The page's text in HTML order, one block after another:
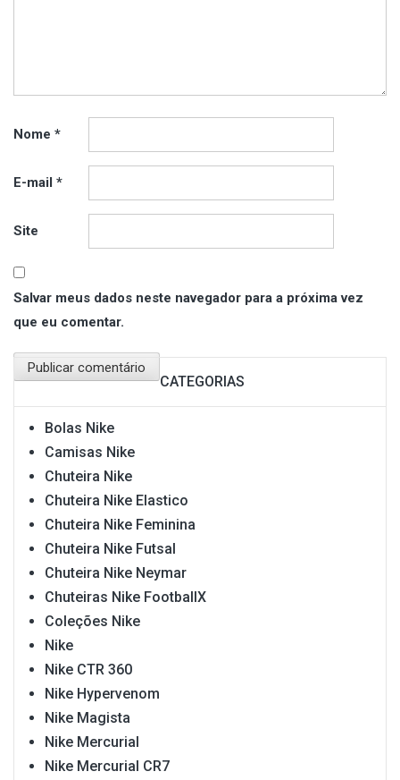
Nome *
E-mail *
Site
Salvar meus dados neste navegador para a próxima vez
que eu comentar.
CATEGORIAS
Bolas Nike
Camisas Nike
Chuteira Nike
Chuteira Nike Elastico
Chuteira Nike Feminina
Chuteira Nike Futsal
Chuteira Nike Neymar
Chuteiras Nike FootballX
Coleções Nike
Nike
Nike CTR 360
Nike Hypervenom
Nike Magista
Nike Mercurial
Nike Mercurial CR7